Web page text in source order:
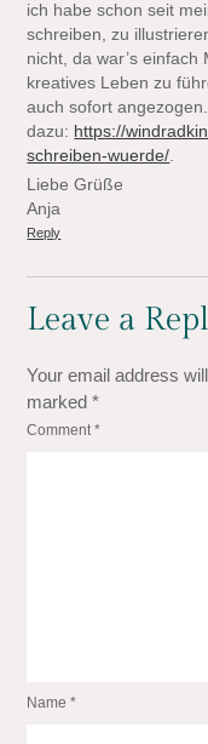
ich habe schon seit
schreiben, zu
nicht, da war’s
kreatives Leben zu
auch sofort
dazu: https://
schreiben-wuerde/.
Liebe Grüße
Anja
Reply
Leave a
Your email address
marked*
Comment*
Name*